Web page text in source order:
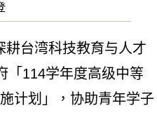
耕台湾科技教育与人才
「114学年度高级中等
计划」，协助青年学子